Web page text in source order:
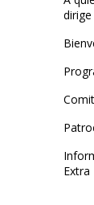
dirige
Extra